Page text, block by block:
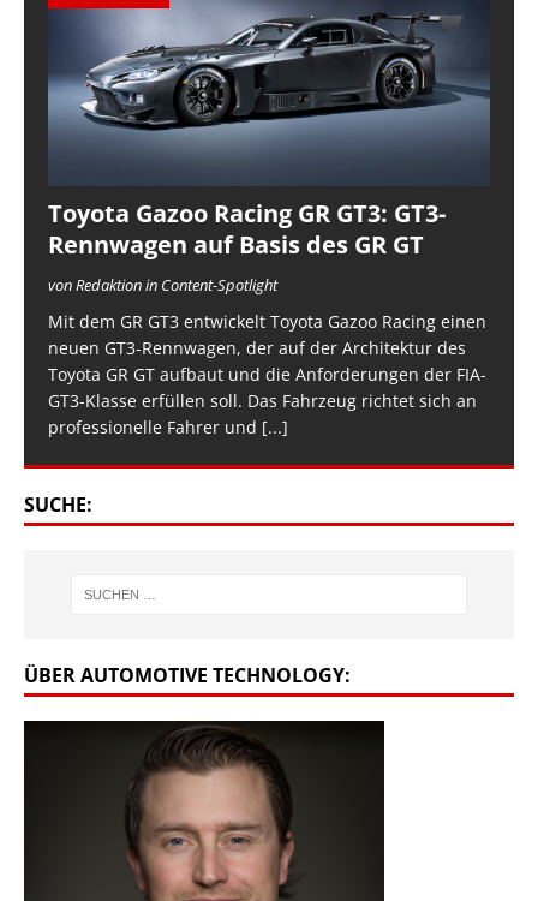
Toyota Gazoo Racing GR GT3: GT3-
Rennwagen auf Basis des GR GT
von Redaktion in Content-Spotlight
Mit dem GR GT3 entwickelt Toyota Gazoo Racing einen
neuen GT3-Rennwagen, der auf der Architektur des
Toyota GR GT aufbaut und die Anforderungen der FIA-
GT3-Klasse erfüllen soll. Das Fahrzeug richtet sich an
professionelle Fahrer und [...]
SUCHE:
ÜBER AUTOMOTIVE TECHNOLOGY: